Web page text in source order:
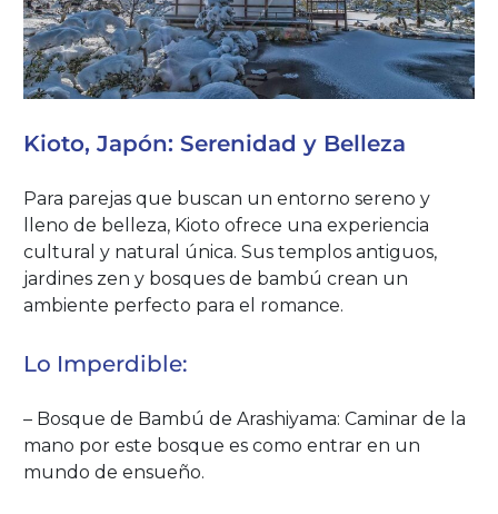
Kioto, Japón: Serenidad y Belleza
Para parejas que buscan un entorno sereno y
lleno de belleza, Kioto ofrece una experiencia
cultural y natural única. Sus templos antiguos,
jardines zen y bosques de bambú crean un
ambiente perfecto para el romance.
Lo Imperdible:
– Bosque de Bambú de Arashiyama: Caminar de la
mano por este bosque es como entrar en un
mundo de ensueño.